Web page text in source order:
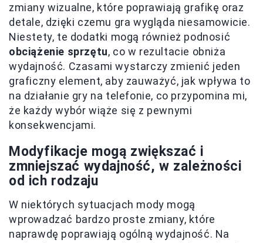
zmiany wizualne, które poprawiają grafikę oraz
detale, dzięki czemu gra wygląda niesamowicie.
Niestety, te dodatki mogą również podnosić
obciążenie sprzętu, co w rezultacie obniża
wydajność. Czasami wystarczy zmienić jeden
graficzny element, aby zauważyć, jak wpływa to
na działanie gry na telefonie, co przypomina mi,
że każdy wybór wiąże się z pewnymi
konsekwencjami.
Modyfikacje mogą zwiększać i
zmniejszać wydajność, w zależności
od ich rodzaju
W niektórych sytuacjach mody mogą
wprowadzać bardzo proste zmiany, które
naprawdę poprawiają ogólną wydajność. Na